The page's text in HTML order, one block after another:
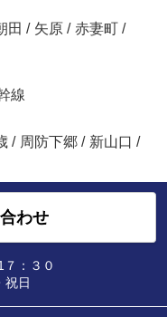
田 / 矢原 / 赤妻町 /
線
/ 周防下郷 / 新山口 /
わせ
：３０
祝日